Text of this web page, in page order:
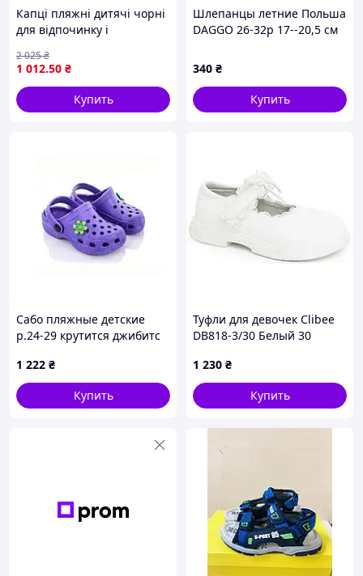
Капці пляжні дитячі чорні
для відпочинку і
ТМ CROSS р.24-29 6пар
1 012.50 ₴
2 025₴
Купить
Шлепанцы летние Польша
DAGGO 26-32р 17--20,5 см
340 ₴
Купить
Сабо пляжные детские
р.24-29 крутится джибитс
CROSS
1 222 ₴
Купить
Туфли для девочек Clibee
DB818-3/30 Белый 30
1 230 ₴
Купить